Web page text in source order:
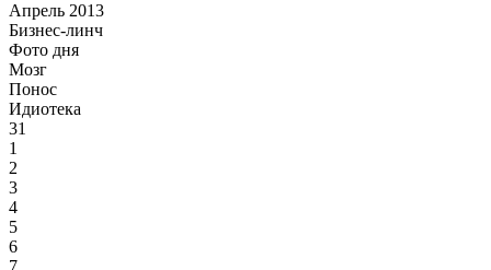
Апрель 2013
Бизнес-линч
Фото дня
Мозг
Понос
Идиотека
31
1
2
3
4
5
6
7